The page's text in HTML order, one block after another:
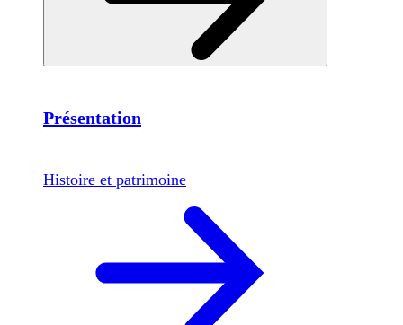
Présentation
Histoire et patrimoine